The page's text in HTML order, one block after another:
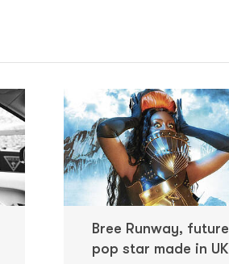
Bree Runway, future
pop star made in UK